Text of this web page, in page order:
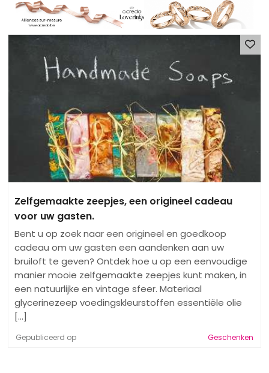
Zelfgemaakte zeepjes, een origineel cadeau
voor uw gasten.
Bent u op zoek naar een origineel en goedkoop
cadeau om uw gasten een aandenken aan uw
bruiloft te geven? Ontdek hoe u op een eenvoudige
manier mooie zelfgemaakte zeepjes kunt maken, in
een natuurlijke en vintage sfeer. Materiaal
glycerinezeep voedingskleurstoffen essentiële olie
[...]
Gepubliceerd op Geschenken